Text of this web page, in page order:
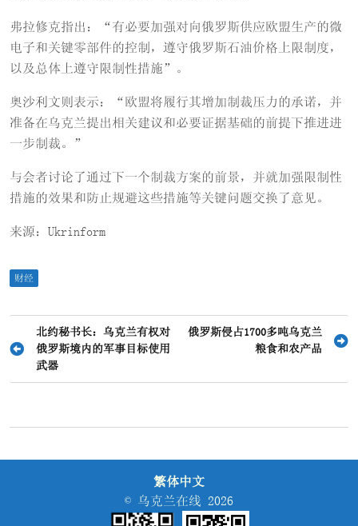
弗拉修克指出：“有必要加强对向俄罗斯供应欧盟生产的微
电子和关键零部件的控制，遵守俄罗斯石油价格上限制度，
以及总体上遵守限制性措施”。
奥沙利文则表示：“欧盟将履行其增加制裁压力的承诺，并
准备在乌克兰提出相关建议和必要证据基础的前提下推进进
一步制裁。”
与会者讨论了通过下一个制裁方案的前景，并就加强限制性
措施的效果和防止规避这些措施等关键问题交换了意见。
来源：Ukrinform
财经
章
导
北约秘书长：乌克兰有权对
俄罗斯境内的军事目标使用
武器
俄罗斯侵占1700多吨乌克兰
粮食和农产品
繁体中文
© 乌克兰在线 2026